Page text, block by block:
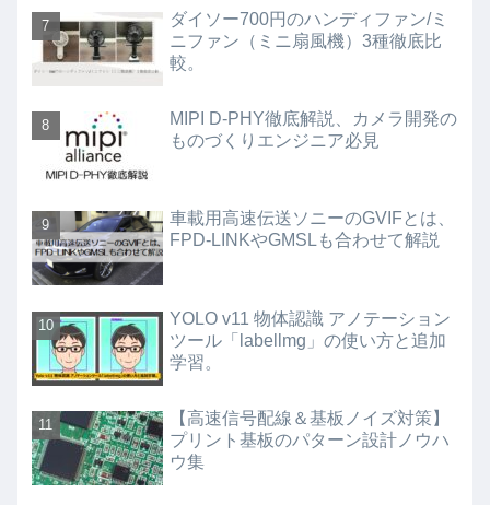
ダイソー700円のハンディファン/ミ
ニファン（ミニ扇風機）3種徹底比
較。
MIPI D-PHY徹底解説、カメラ開発の
ものづくりエンジニア必見
車載用高速伝送ソニーのGVIFとは、
FPD-LINKやGMSLも合わせて解説
YOLO v11 物体認識 アノテーション
ツール「labellmg」の使い方と追加
学習。
【高速信号配線＆基板ノイズ対策】
プリント基板のパターン設計ノウハ
ウ集